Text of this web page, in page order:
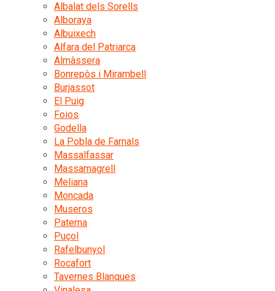
Albalat dels Sorells
Alboraya
Albuixech
Alfara del Patriarca
Almàssera
Bonrepòs i Mirambell
Burjassot
El Puig
Foios
Godella
La Pobla de Farnals
Massalfassar
Massamagrell
Meliana
Moncada
Museros
Paterna
Puçol
Rafelbunyol
Rocafort
Tavernes Blanques